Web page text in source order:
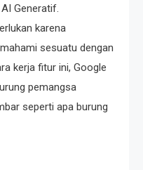
Generatif.
karena
sesuatu dengan
kerja fitur ini, Google
pemangsa
seperti apa burung